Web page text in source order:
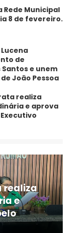
Rede Municipal
8 de fevereiro.
de
e unem
João Pessoa
realiza
e aprova
realiza
e